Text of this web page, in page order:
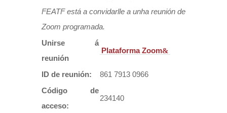
FEATF está a convidarlle a unha reunión de
Zoom programada.
Unirse á
reunión
Plataforma Zoom
ID de reunión:
861 7913 0966
Código de
acceso:
234140